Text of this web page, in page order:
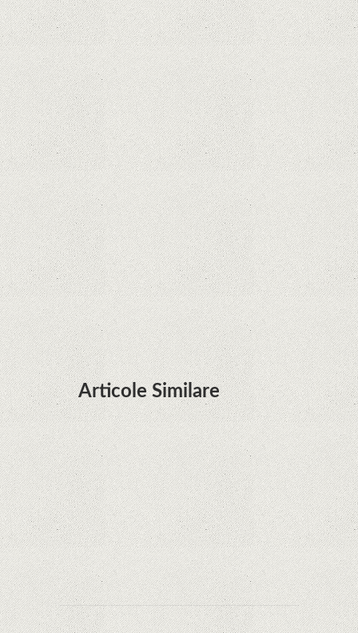
Dota Anime venind la Netflix în această lună de
la Legenda Korra Studio Mir
Curtea Supremă reglementează în favoarea
Google în Oracle Java Fight
Zvon: aplicațiile Google nu se mai pot instala pe
terminalele Huawei cu procesoare Kirin
Huawei P50 primeşte o posibilă dată de lansare
şi e mai curând decât credeam; Are cameră
telephoto cu zoom optic variabil
Articole Similare